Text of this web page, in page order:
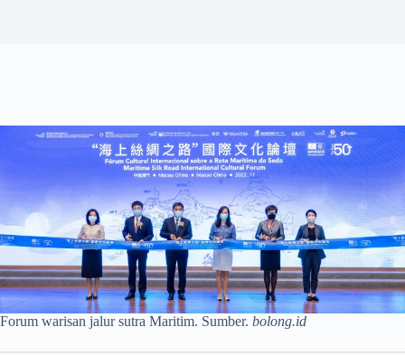
Forum warisan jalur sutra Maritim. Sumber. bolong.id